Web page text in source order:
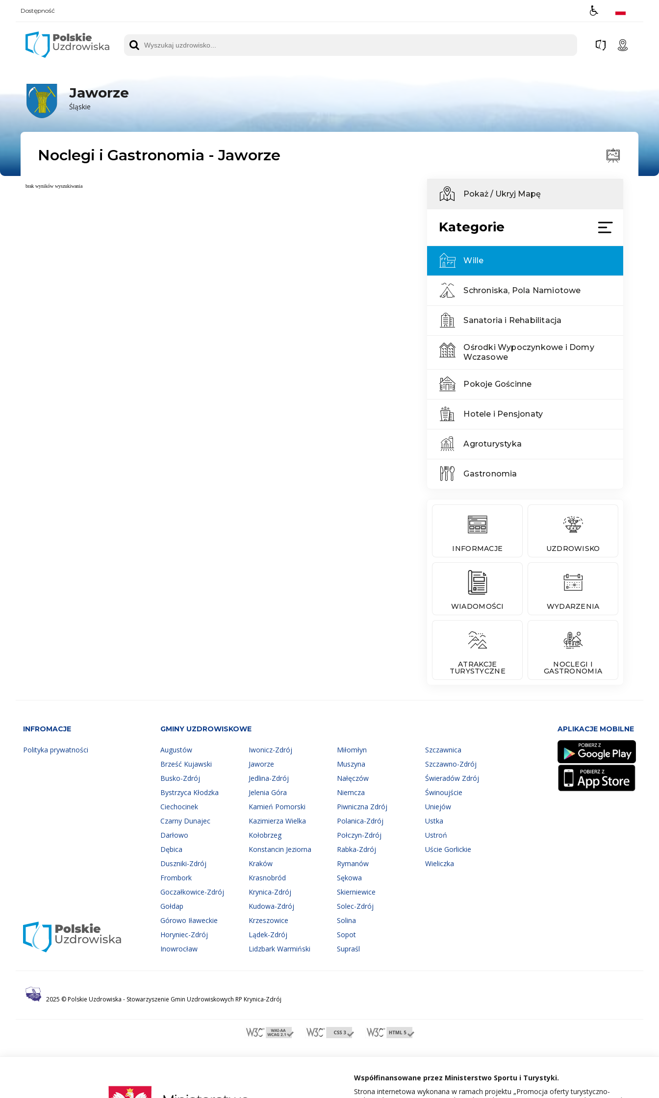
Dostępność
Jaworze
Śląskie
Noclegi i Gastronomia - Jaworze
Pokaż / Ukryj Mapę
Kategorie
Wille
Schroniska, Pola Namiotowe
Sanatoria i Rehabilitacja
Ośrodki Wypoczynkowe i Domy
Wczasowe
Pokoje Gościnne
Hotele i Pensjonaty
Agroturystyka
Gastronomia
INFORMACJE UZDROWISKO
WIADOMOŚCI WYDARZENIA
ATRAKCJE
TURYSTYCZNE
NOCLEGI I
GASTRONOMIA
brak wyników wyszukiwania
INFROMACJE
Polityka prywatności
GMINY UZDROWISKOWE
Augustów
Brześć Kujawski
Busko-Zdrój
Bystrzyca Kłodzka
Ciechocinek
Czarny Dunajec
Darłowo
Dębica
Duszniki-Zdrój
Frombork
Goczałkowice-Zdrój
Gołdap
Górowo Iławeckie
Horyniec-Zdrój
Inowrocław
Iwonicz-Zdrój
Jaworze
Jedlina-Zdrój
Jelenia Góra
Kamień Pomorski
Kazimierza Wielka
Kołobrzeg
Konstancin Jeziorna
Kraków
Krasnobród
Krynica-Zdrój
Kudowa-Zdrój
Krzeszowice
Lądek-Zdrój
Lidzbark Warmiński
Miłomłyn
Muszyna
Nałęczów
Niemcza
Piwniczna Zdrój
Polanica-Zdrój
Połczyn-Zdrój
Rabka-Zdrój
Rymanów
Sękowa
Skierniewice
Solec-Zdrój
Solina
Sopot
Supraśl
Szczawnica
Szczawno-Zdrój
Świeradów Zdrój
Świnoujście
Uniejów
Ustka
Ustroń
Uście Gorlickie
Wieliczka
APLIKACJE MOBILNE
2025 © Polskie Uzdrowiska - Stowarzyszenie Gmin Uzdrowiskowych RP Krynica-Zdrój
Współfinansowane przez Ministerstwo Sportu i Turystyki.
Strona internetowa wykonana w ramach projektu „Promocja oferty turystyczno-